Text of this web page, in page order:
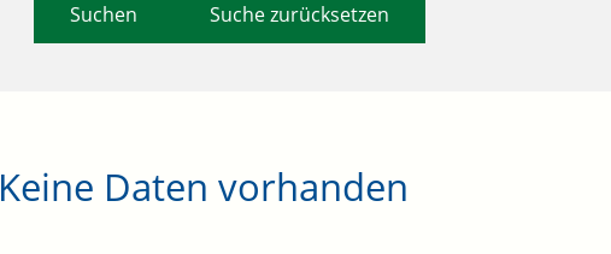
Suche zurücksetzen
Keine Daten vorhanden